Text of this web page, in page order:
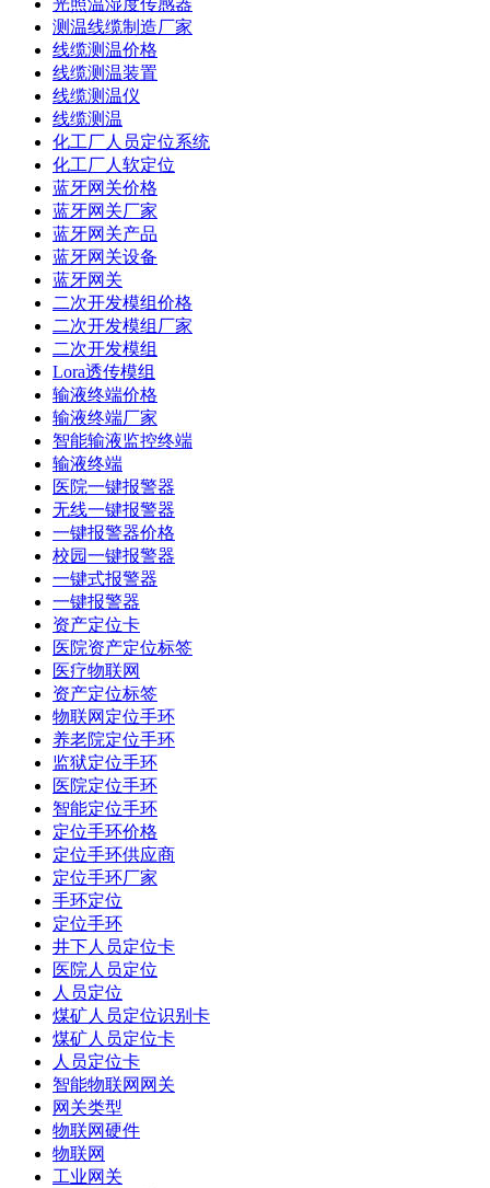
光照温湿度传感器
测温线缆制造厂家
线缆测温价格
线缆测温装置
线缆测温仪
线缆测温
化工厂人员定位系统
化工厂人软定位
蓝牙网关价格
蓝牙网关厂家
蓝牙网关产品
蓝牙网关设备
蓝牙网关
二次开发模组价格
二次开发模组厂家
二次开发模组
Lora透传模组
输液终端价格
输液终端厂家
智能输液监控终端
输液终端
医院一键报警器
无线一键报警器
一键报警器价格
校园一键报警器
一键式报警器
一键报警器
资产定位卡
医院资产定位标签
医疗物联网
资产定位标签
物联网定位手环
养老院定位手环
监狱定位手环
医院定位手环
智能定位手环
定位手环价格
定位手环供应商
定位手环厂家
手环定位
定位手环
井下人员定位卡
医院人员定位
人员定位
煤矿人员定位识别卡
煤矿人员定位卡
人员定位卡
智能物联网网关
网关类型
物联网硬件
物联网
工业网关